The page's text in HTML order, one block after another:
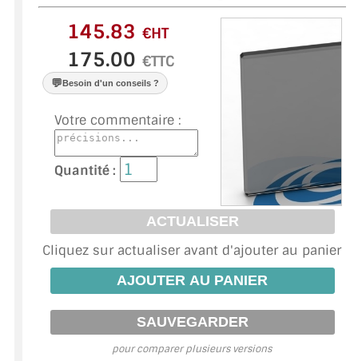
VERRE FEUILLETÉ
VERRE LAQUÉ/CRÉDENCE
VERRE FEUILLETÉ/TREMPÉ
GARDE CORPS EN VERRE
VERRIÈRE TYPE ATELIER
VERRES TEXTURÉS
PLEXIGLAS PMMA
€HT
€TTC
💬Besoin d'un conseils ?
Votre commentaire :
Quantité :
Cliquez sur actualiser avant d'ajouter au panier
pour comparer plusieurs versions